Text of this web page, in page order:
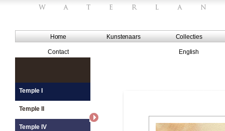
Home Kunstenaars Collecties
Contact English
Temple I
Temple II
Temple IV